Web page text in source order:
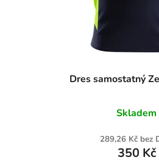
Dres samostatný
Skladem
289,26 Kč bez
350 Kč